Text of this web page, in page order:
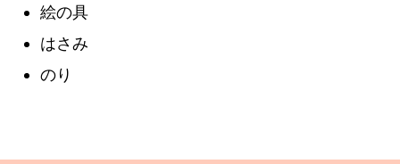
絵の具
はさみ
のり